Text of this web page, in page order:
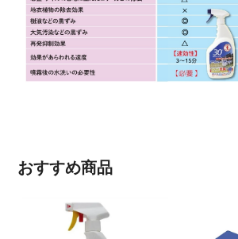
おすすめ商品